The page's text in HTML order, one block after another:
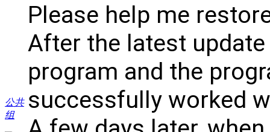
公共
组
Please help me
After the latest
program and the
successfully worked